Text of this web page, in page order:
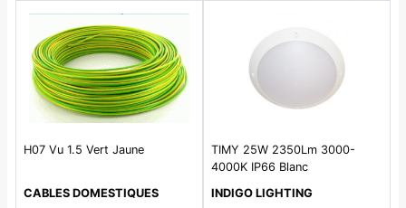
H07 Vu 1.5 Vert Jaune
CABLES DOMESTIQUES
TIMY 25W 2350Lm 3000-
4000K IP66 Blanc
INDIGO LIGHTING